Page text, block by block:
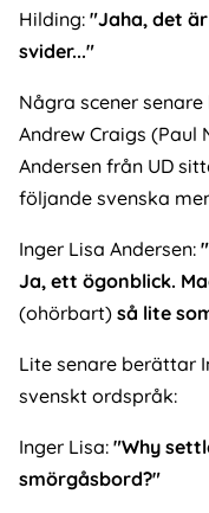
Hilding: "Jaha, det
svider..."
Några scener
Andrew Craigs (Paul
Andersen från UD
följande svenska
Inger Lisa Andersen:
Ja, ett ögonblick.
(ohörbart) så lite
Lite senare berättar
svenskt ordspråk:
Inger Lisa: "Why
smörgåsbord?"